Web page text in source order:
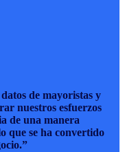
de mayoristas y
nuestros esfuerzos
de una manera
que se ha convertido